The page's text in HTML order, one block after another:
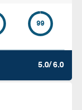
99
5.0/ 6.0